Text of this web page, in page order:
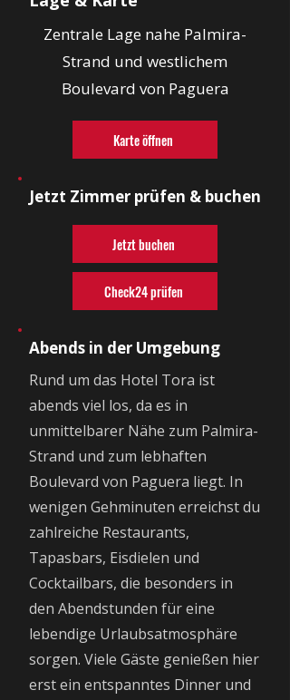
Zentrale Lage nahe Palmira-
Strand und westlichem
Boulevard von Paguera
Karte öffnen
Jetzt Zimmer prüfen & buchen
Jetzt buchen
Check24 prüfen
Abends in der Umgebung
Rund um das Hotel Tora ist
abends viel los, da es in
unmittelbarer Nähe zum Palmira-
Strand und zum lebhaften
Boulevard von Paguera liegt. In
wenigen Gehminuten erreichst du
zahlreiche Restaurants,
Tapasbars, Eisdielen und
Cocktailbars, die besonders in
den Abendstunden für eine
lebendige Urlaubsatmosphäre
sorgen. Viele Gäste genießen hier
erst ein entspanntes Dinner und